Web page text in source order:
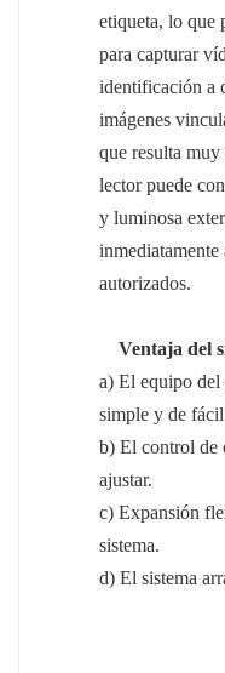
etiqueta, lo que
para capturar
identificación a
imágenes
que resulta
lector puede
y luminosa
inmediatamente
autorizados.
Ventaja del
a) El equipo del
simple y de
b) El control de
ajustar.
c) Expansión
sistema.
d) El sistema